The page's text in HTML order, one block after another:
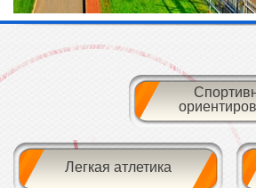
Легкая атлетика